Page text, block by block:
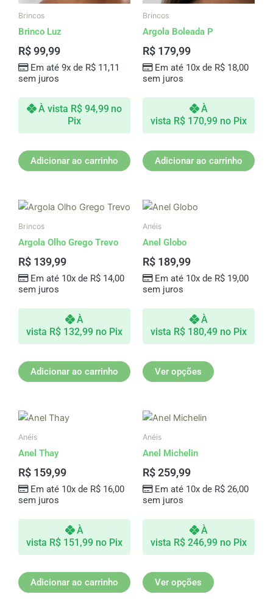
Brincos
Brinco Luz
R$99,99
Em até 9x de R$11,11
sem juros
À vista R$94,99 no
Pix
Adicionar ao carrinho
Brincos
Argola Boleada P
R$ 179,99
Em até 10x de R$18,00
sem juros
À
vista R$ 170,99 no Pix
Adicionar ao carrinho
Brincos
Argola Olho Grego Trevo
R$ 139,99
Em até 10x de R$14,00
sem juros
À
vista R$ 132,99 no Pix
Adicionar ao carrinho
Anéis
Anel Globo
R$ 189,99
Em até 10x de R$19,00
sem juros
À
vista R$ 180,49 no Pix
Ver opções
As
podem
escolhidas
página
Anéis
Anel Thay
R$ 159,99
Em até 10x de R$16,00
sem juros
À
vista R$ 151,99 no Pix
Adicionar ao carrinho
Anéis
Anel Michelin
R$259,99
Em até 10x de R$26,00
sem juros
À
vista R$ 246,99 no Pix
Ver opções
As
podem
escolhidas
página